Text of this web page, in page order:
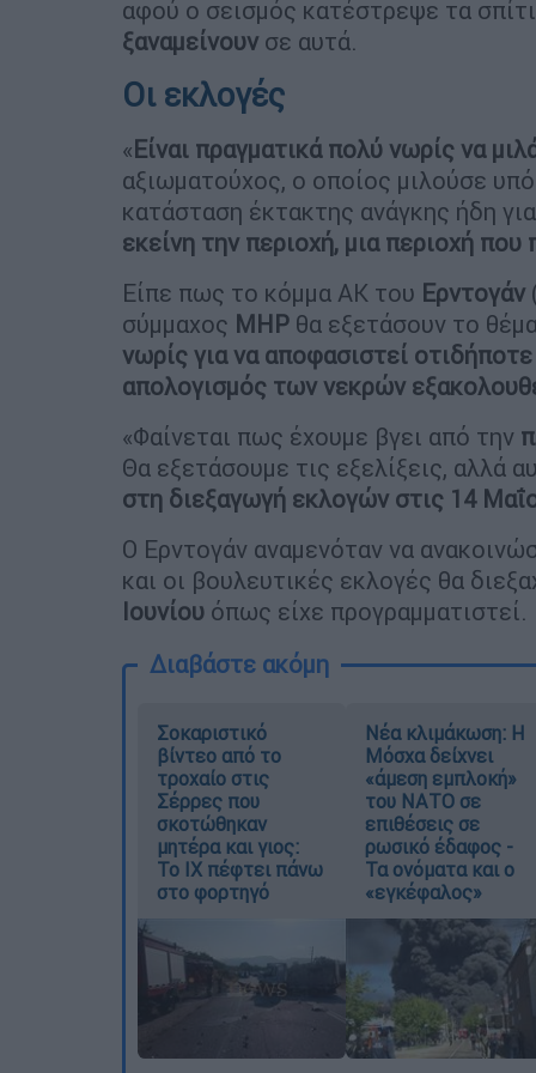
αφού ο σεισμός κατέστρεψε τα
ξαναμείνουν σε αυτά.
Οι εκλογές
«Είναι πραγματικά πολύ νωρίς να
αξιωματούχος, ο οποίος μιλούσε
κατάσταση έκτακτης ανάγκης ήδη
εκείνη την περιοχή, μια περιοχή
Είπε πως το κόμμα ΑΚ του Ερντογάν
σύμμαχος MHP θα εξετάσουν το
νωρίς για να αποφασιστεί
απολογισμός των νεκρών
«Φαίνεται πως έχουμε βγει από την
Θα εξετάσουμε τις εξελίξεις, αλλά
στη διεξαγωγή εκλογών στις 14
Ο Ερντογάν αναμενόταν να
και οι βουλευτικές εκλογές θα
Ιουνίου όπως είχε προγραμματιστεί.
Διαβάστε ακόμη
Σοκαριστικό
βίντεο από το
τροχαίο στις
Σέρρες που
σκοτώθηκαν
μητέρα και γιος:
Το ΙΧ πέφτει πάνω
στο φορτηγό
Νέα κλιμάκωση: Η
Μόσχα δείχνει
«άμεση εμπλοκή»
του ΝΑΤΟ σε
επιθέσεις σε
ρωσικό έδαφος -
Τα ονόματα και ο
«εγκέφαλος»